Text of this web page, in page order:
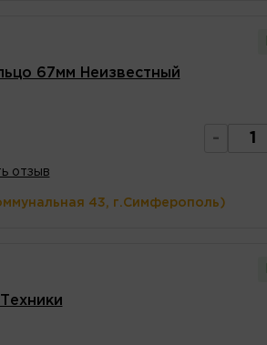
67мм Неизвестный
-
отзыв
43, г.Симферополь)